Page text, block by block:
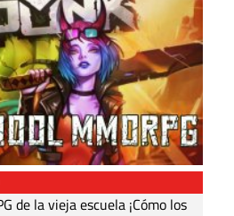
de la vieja escuela ¡Cómo los